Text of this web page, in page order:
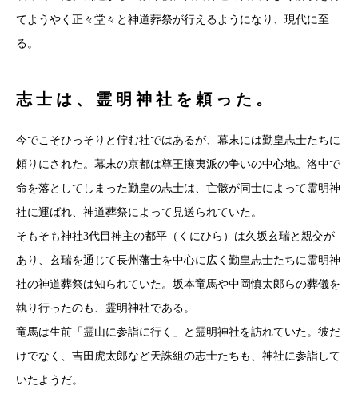
てようやく正々堂々と神道葬祭が行えるようになり、現代に至
る。
志士は、霊明神社を頼った。
今でこそひっそりと佇む社ではあるが、幕末には勤皇志士たちに
頼りにされた。幕末の京都は尊王攘夷派の争いの中心地。洛中で
命を落としてしまった勤皇の志士は、亡骸が同士によって霊明神
社に運ばれ、神道葬祭によって見送られていた。
そもそも神社3代目神主の都平（くにひら）は久坂玄瑞と親交が
あり、玄瑞を通じて長州藩士を中心に広く勤皇志士たちに霊明神
社の神道葬祭は知られていた。坂本竜馬や中岡慎太郎らの葬儀を
執り行ったのも、霊明神社である。
竜馬は生前「霊山に参詣に行く」と霊明神社を訪れていた。彼だ
けでなく、吉田虎太郎など天誅組の志士たちも、神社に参詣して
いたようだ。